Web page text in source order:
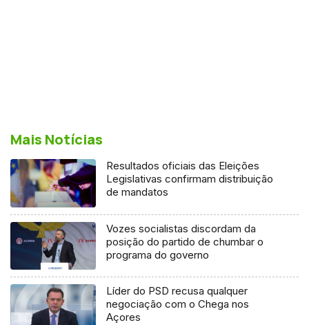
Mais Notícias
Resultados oficiais das Eleições
Legislativas confirmam distribuição
de mandatos
Vozes socialistas discordam da
posição do partido de chumbar o
programa do governo
Líder do PSD recusa qualquer
negociação com o Chega nos
Açores